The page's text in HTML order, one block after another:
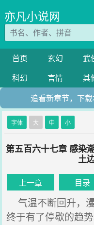
亦凡小说网
首页 玄幻 武
科幻
言情 其
追看新章节，下
字体 大 中 小
第五百六十七章 感染
土
上一章 目录
气温不断回升，
终于有了停歇的趋势